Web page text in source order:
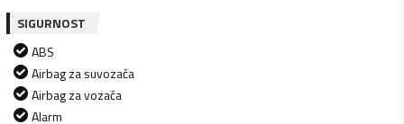
SIGURNOST
ABS
Airbag za suvozača
Airbag za vozača
Alarm